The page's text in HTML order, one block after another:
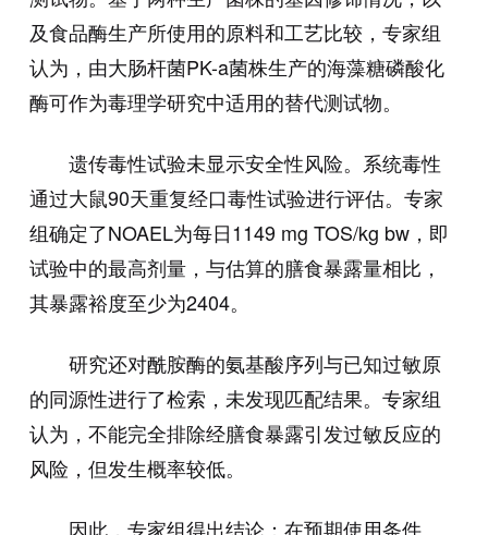
及食品酶生产所使用的原料和工艺比较，专家组
认为，由大肠杆菌PK-a菌株生产的海藻糖磷酸化
酶可作为毒理学研究中适用的替代测试物。
遗传毒性试验未显示安全性风险。系统毒性
通过大鼠90天重复经口毒性试验进行评估。专家
组确定了NOAEL为每日1149 mg TOS/kg bw，即
试验中的最高剂量，与估算的膳食暴露量相比，
其暴露裕度至少为2404。
研究还对酰胺酶的氨基酸序列与已知过敏原
的同源性进行了检索，未发现匹配结果。专家组
认为，不能完全排除经膳食暴露引发过敏反应的
风险，但发生概率较低。
因此，专家组得出结论：在预期使用条件